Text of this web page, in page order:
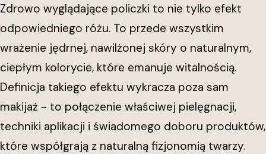
Zdrowo wyglądające policzki to nie tylko efekt
odpowiedniego różu. To przede wszystkim
wrażenie jędrnej, nawilżonej skóry o naturalnym,
ciepłym kolorycie, które emanuje witalnością.
Definicja takiego efektu wykracza poza sam
makijaż - to połączenie właściwej pielęgnacji,
techniki aplikacji i świadomego doboru produktów,
które współgrają z naturalną fizjonomią twarzy.